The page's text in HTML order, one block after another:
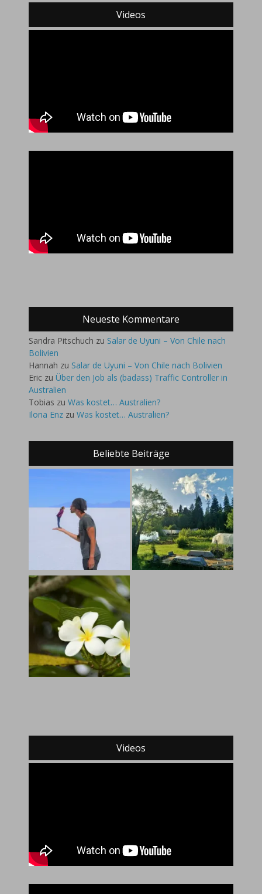
Videos
Neueste Kommentare
Sandra Pitschuch zu Salar de Uyuni – Von Chile nach
Bolivien
Hannah zu Salar de Uyuni – Von Chile nach Bolivien
Eric zu Über den Job als (badass) Traffic Controller in
Australien
Tobias zu Was kostet… Australien?
Ilona Enz zu Was kostet… Australien?
Beliebte Beiträge
Videos